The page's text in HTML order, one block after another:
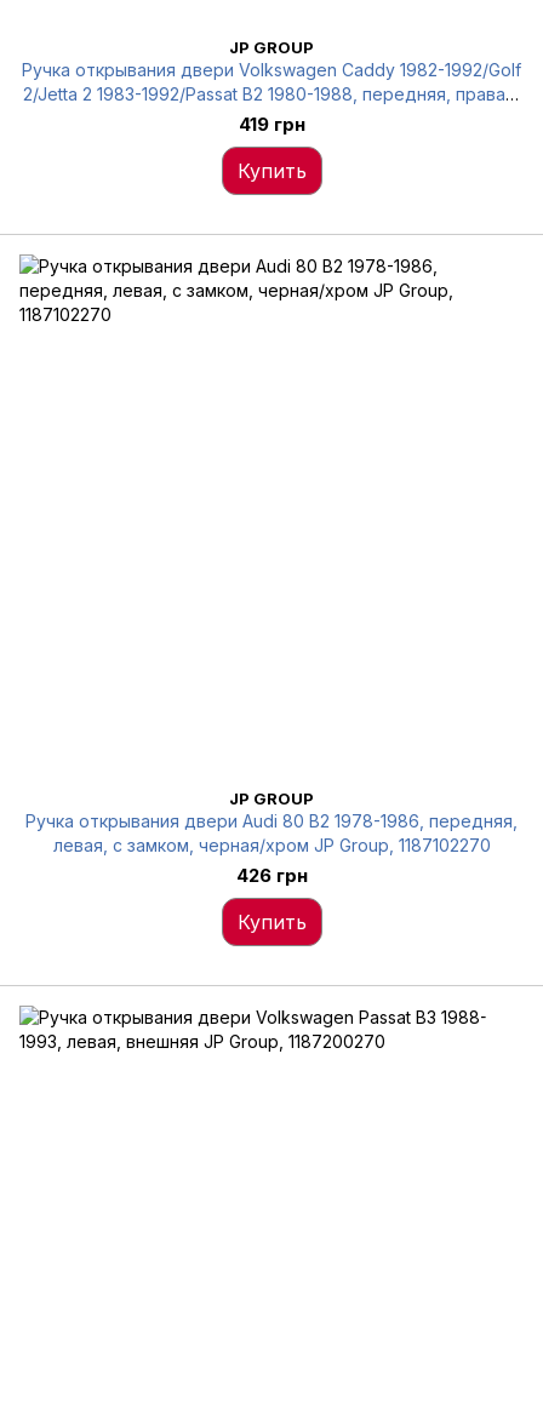
JP GROUP
Ручка открывания двери Volkswagen Caddy 1982-1992/Golf
2/Jetta 2 1983-1992/Passat B2 1980-1988, передняя, правая,
с отверстием под замок, с хромом JP Group, 1187100480
419 грн
Купить
JP GROUP
Ручка открывания двери Audi 80 B2 1978-1986, передняя,
левая, с замком, черная/хром JP Group, 1187102270
426 грн
Купить